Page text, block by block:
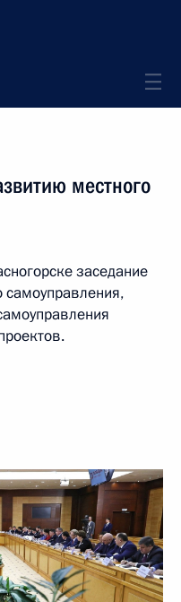
местного
заседание
самоуправления,